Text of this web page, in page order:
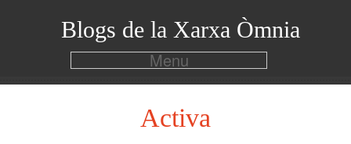
Blogs de la Xarxa Òmnia
Menu
Activa